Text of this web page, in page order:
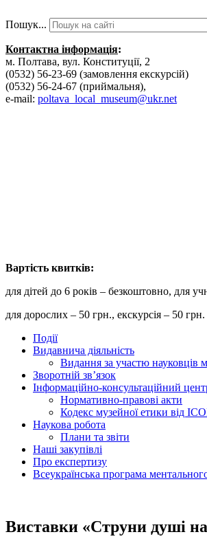
Пошук...
Контактна інформація:
м. Полтава, вул. Конституції, 2
(0532) 56-23-69 (замовлення екскурсій)
(0532) 56-24-67 (приймальня),
e-mail: poltava_local_museum@ukr.net
для дітей до 6 років – безкоштовно, для
для дорослих – 50 грн., екскурсія – 50
Події
Видавнича діяльність
Видання за участю науковців
Зворотній зв’язок
Інформаційно-консультаційний
Нормативно-правові акти
Кодекс музейної етики від
Наукова робота
Плани та звіти
Наші закупівлі
Про експертизу
Всеукраїнська програма
Виставки «Струни душі